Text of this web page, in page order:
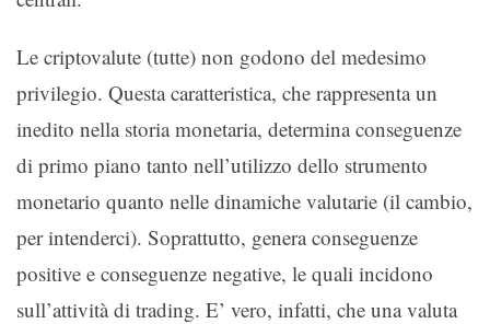
Le criptovalute (tutte) non godono del medesimo
privilegio. Questa caratteristica, che rappresenta un
inedito nella storia monetaria, determina conseguenze
di primo piano tanto nell’utilizzo dello strumento
monetario quanto nelle dinamiche valutarie (il cambio,
per intenderci). Soprattutto, genera conseguenze
positive e conseguenze negative, le quali incidono
sull’attività di trading. E’ vero, infatti, che una valuta